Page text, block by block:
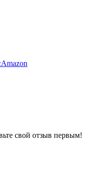
Amazon
свой отзыв первым!